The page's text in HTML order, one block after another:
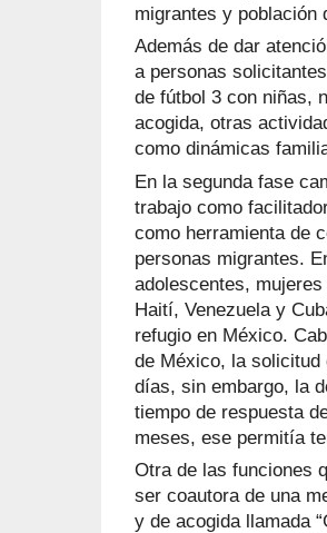
migrantes y población
Además de dar
a personas
de fútbol 3 con niñas,
acogida, otras
como dinámicas
En la segunda fase
trabajo como
como herramienta de
personas migrantes.
adolescentes,
Haití, Venezuela y
refugio en México.
de México, la solicitud
días, sin embargo, la
tiempo de respuesta
meses, ese permitía
Otra de las funciones
ser coautora de una
y de acogida llamada